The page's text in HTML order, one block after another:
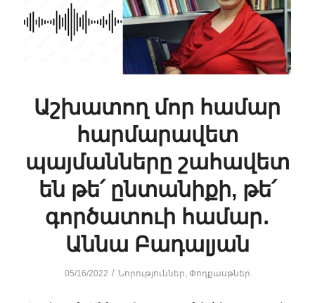
Աշխատող մոր համար
հարմարավետ
պայմանները շահավետ
են թե՛ ընտանիքի, թե՛
գործատուի համար․
Աննա Բադալյան
05/16/2022 / Նորություններ, Փոդքասթներ